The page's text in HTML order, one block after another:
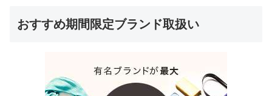
おすすめ期間限定ブランド取扱い